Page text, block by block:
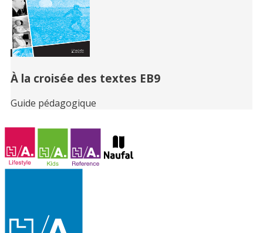
À la croisée des textes EB9
Guide pédagogique